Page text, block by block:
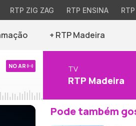
RTP ZIG ZAG RTP ENSINA
+ RTP Madeira
NO AR TV
RTP Madeira
Pode também